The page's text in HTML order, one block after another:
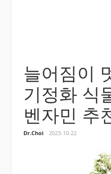
늘어짐이
기정화 식
벤자민 추
Dr.Choi 2023-10-22